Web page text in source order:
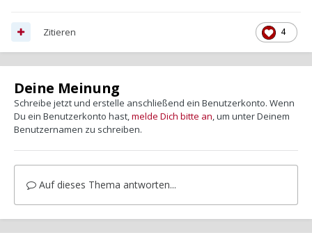
4
Zitieren
Deine Meinung
Schreibe jetzt und erstelle anschließend ein Benutzerkonto. Wenn
Du ein Benutzerkonto hast,melde Dich bitte an, um unter Deinem
Benutzernamen zu schreiben.
Auf dieses Thema antworten...